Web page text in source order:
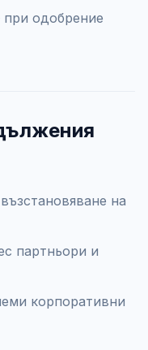
при одобрение
на
партньори и
корпоративни